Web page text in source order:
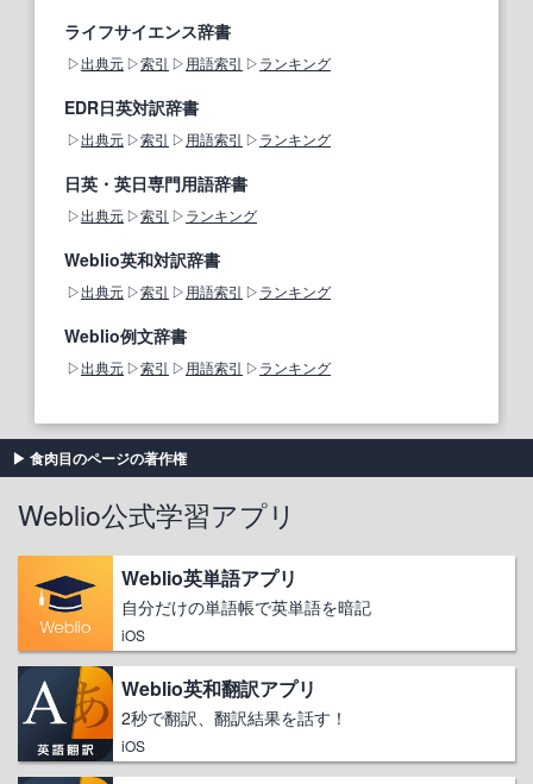
ライフサイエンス辞書
出典元 索引 用語索引 ランキング
EDR日英対訳辞書
出典元 索引 用語索引 ランキング
日英・英日専門用語辞書
出典元 索引 ランキング
Weblio英和対訳辞書
出典元 索引 用語索引 ランキング
Weblio例文辞書
出典元 索引 用語索引 ランキング
食肉目のページの著作権
Weblio公式学習アプリ
Weblio英単語アプリ
自分だけの単語帳で英単語を暗記
iOS
Weblio英和翻訳アプリ
2秒で翻訳、翻訳結果を話す！
iOS